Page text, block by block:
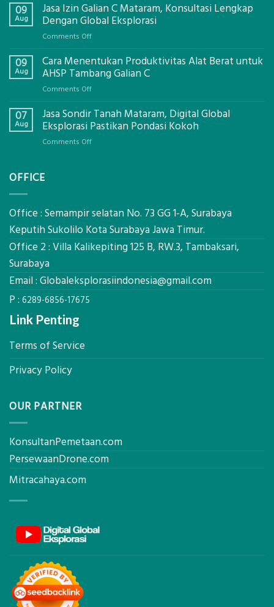
09
Aug
Jasa Izin Galian C Mataram, Konsultasi Lengkap
Dengan Global Eksplorasi
Comments Offon
Izin
Galian
Lengkap
Dengan
Global
09
Aug
Cara Menentukan Produktivitas Alat Berat untuk
AHSP Tambang Galian C
Comments Offon
Menentukan
Produktivitas
07
Aug
Jasa Sondir Tanah Mataram, Digital Global
Eksplorasi Pastikan Pondasi Kokoh
Comments Offon
Global
Pastikan
Pondasi
OFFICE
Office : Semampir selatan No. 73 GG 1-A, Surabaya
Keputih Sukolilo Kota Surabaya Jawa Timur.
Office 2 : Villa Kalikepiting 125 B, RW.3, Tambaksari,
Surabaya
Email : Globaleksplorasiindonesia@gmail.com
P : 6289-6856-17675
Link Penting
Terms of Service
Privacy Policy
OUR PARTNER
KonsultanPemetaan.com
PersewaanDrone.com
Mitracahaya.com